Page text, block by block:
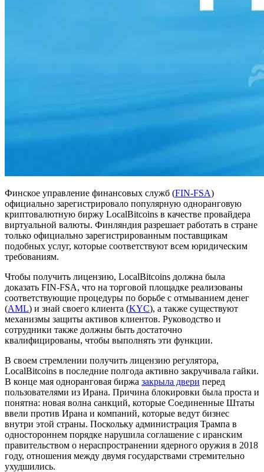
Финское управление финансовых служб (FIN-FSA)
официально зарегистрировало популярную одноранговую
криптовалютную биржу LocalBitcoins в качестве провайдера
виртуальной валюты. Финляндия разрешает работать в стране
только официально зарегистрированным поставщикам
подобных услуг, которые соответствуют всем юридическим
требованиям.
Чтобы получить лицензию, LocalBitcoins должна была
доказать FIN-FSA, что на торговой площадке реализованы
соответствующие процедуры по борьбе с отмыванием денег
(AML) и знай своего клиента (KYC), а также существуют
механизмы защиты активов клиентов. Руководство и
сотрудники также должны быть достаточно
квалифицированы, чтобы выполнять эти функции.
В своем стремлении получить лицензию регулятора,
LocalBitcoins в последние полгода активно закручивала гайки.
В конце мая одноранговая биржа закрыла двери перед
пользователями из Ирана. Причина блокировки была проста и
понятна: новая волна санкций, которые Соединенные Штаты
ввели против Ирана и компаний, которые ведут бизнес
внутри этой страны. Поскольку администрация Трампа в
одностороннем порядке нарушила соглашение с иранским
правительством о нераспространении ядерного оружия в 2018
году, отношения между двумя государствами стремительно
ухудшились.